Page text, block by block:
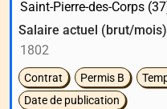
Salaire actuel (brut/mois)
Contrat Permis B
Date de publication